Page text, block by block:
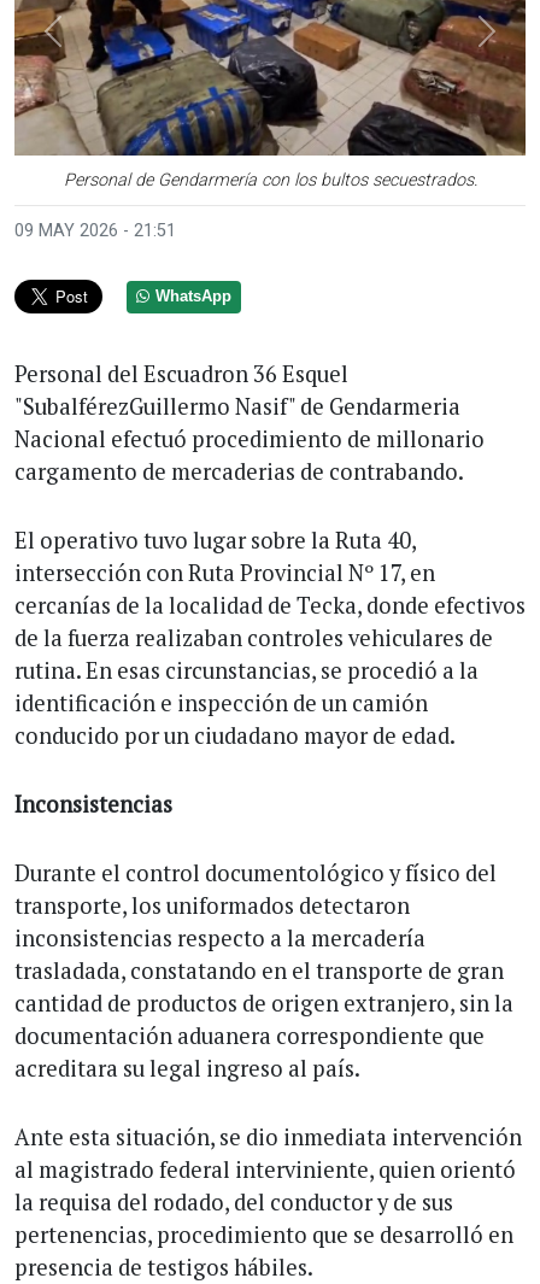
Personal de Gendarmería con los bultos secuestrados.
Anterior
09 MAY 2026 - 21:51
WhatsApp
Personal del Escuadron 36 Esquel
"SubalférezGuillermo Nasif" de Gendarmeria
Nacional efectuó procedimiento de millonario
cargamento de mercaderias de contrabando.
El operativo tuvo lugar sobre la Ruta 40,
intersección con Ruta Provincial Nº 17, en
cercanías de la localidad de Tecka, donde efectivos
de la fuerza realizaban controles vehiculares de
rutina. En esas circunstancias, se procedió a la
identificación e inspección de un camión
conducido por un ciudadano mayor de edad.
Inconsistencias
Durante el control documentológico y físico del
transporte, los uniformados detectaron
inconsistencias respecto a la mercadería
trasladada, constatando en el transporte de gran
cantidad de productos de origen extranjero, sin la
documentación aduanera correspondiente que
acreditara su legal ingreso al país.
Ante esta situación, se dio inmediata intervención
al magistrado federal interviniente, quien orientó
la requisa del rodado, del conductor y de sus
pertenencias, procedimiento que se desarrolló en
presencia de testigos hábiles.